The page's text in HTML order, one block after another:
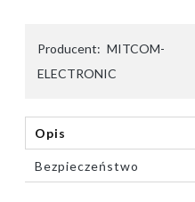
Producent: MITCOM-
ELECTRONIC
Opis
Bezpieczeństwo